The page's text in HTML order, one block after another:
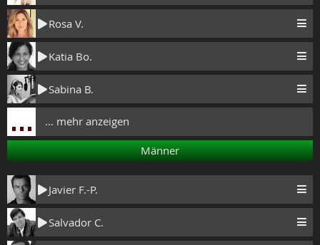
Rosa V.
Katia Bo.
Sabina B.
... mehr anzeigen
Männer
Javier F.-P.
Salvador C.